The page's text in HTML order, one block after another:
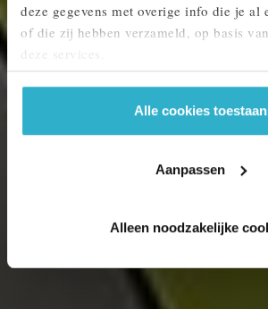
deze gegevens met overige info die je al
of die zij hebben verzameld, op basis
deze services.
Alle cookies toestaan
Aanpassen
Alleen noodzakelijke